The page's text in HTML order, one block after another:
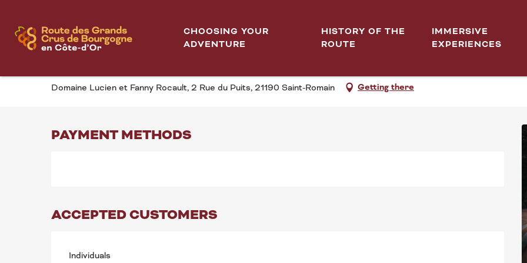
contenu
principal
CHOOSING YOUR
ADVENTURE
HISTORY OF THE
ROUTE
IMMERSIVE
EXPERIENCES
PORTES OUVERTES AU DOMAINE LUCIEN ET
Domaine Lucien et Fanny Rocault, 2 Rue du Puits, 21190 Saint-Romain Getting there
PAYMENT METHODS
ACCEPTED CUSTOMERS
Individuals